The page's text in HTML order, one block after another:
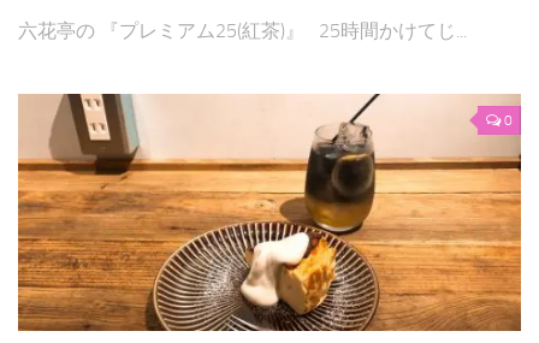
六花亭の 『プレミアム25(紅茶)』 25時間かけてじ...
0